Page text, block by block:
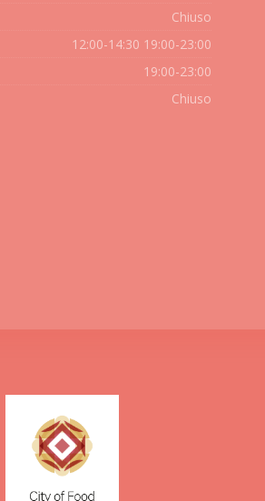
Chiuso
12:00-14:30 19:00-23:00
19:00-23:00
Chiuso